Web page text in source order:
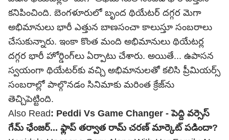
కనిపించింది. బెంగళూరులో బృంద థియేటర్ దగ్గర మెగా
అభిమానులు భారీ ఎత్తున బాణసంచా కాలుస్తూ సంబరాలు
చేసుకున్నారు. ఇంకా కొంత మంది అభిమానులు థియేటర్ల
దగ్గర భారీ హోర్డింగ్‌లు ఏర్పాటు చేశారు. అయితే... ఉపాసన
స్వయంగా థియేటర్‌కు వచ్చి అభిమానులతో కలిసి ప్రీమియర్స్
సంబరాల్లో పాల్గొనడం సినిమాకు మరింత క్రేజ్‌ను
తెచ్చిపెట్టింది.
Also Read: Peddi Vs Game Changer - పెద్ది వర్సెస్
గేమ్ ఛేంజర్... ఫ్లాప్ తర్వాత రామ్ చరణ్ మార్కెట్ పడిందా?